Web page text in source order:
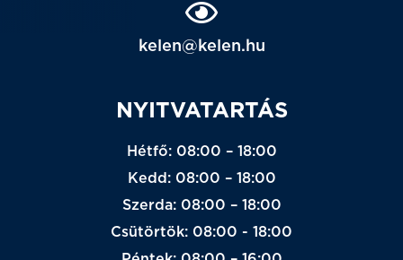
kelen@kelen.hu
NYITVATARTÁS
Hétfő: 08:00 – 18:00
Kedd: 08:00 – 18:00
Szerda: 08:00 – 18:00
Csütörtök: 08:00 - 18:00